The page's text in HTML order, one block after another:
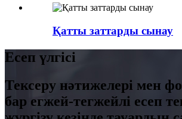
Қатты заттарды сынау
Есеп үлгісі
Тексеру нәтижелері мен
бар егжей-тегжейлі есеп